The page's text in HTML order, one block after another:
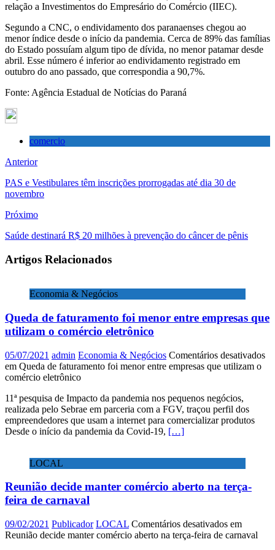
relação a Investimentos do Empresário do Comércio (IIEC).
Segundo a CNC, o endividamento dos paranaenses chegou ao
menor índice desde o início da pandemia. Cerca de 89% das famílias
do Estado possuíam algum tipo de dívida, no menor patamar desde
abril. Esse número é inferior ao endividamento registrado em
outubro do ano passado, que correspondia a 90,7%.
Fonte: Agência Estadual de Notícias do Paraná
comercio
Anterior
PAS e Vestibulares têm inscrições prorrogadas até dia 30 de
novembro
Próximo
Saúde destinará R$ 20 milhões à prevenção do câncer de pênis
Artigos Relacionados
Economia & Negócios
Queda de faturamento foi menor entre empresas que
utilizam o comércio eletrônico
05/07/2021 admin Economia & Negócios Comentários desativados
em Queda de faturamento foi menor entre empresas que utilizam o
comércio eletrônico
11ª pesquisa de Impacto da pandemia nos pequenos negócios,
realizada pelo Sebrae em parceria com a FGV, traçou perfil dos
empreendedores que usam a internet para comercializar produtos
Desde o início da pandemia da Covid-19, […]
LOCAL
Reunião decide manter comércio aberto na terça-
feira de carnaval
09/02/2021 Publicador LOCAL Comentários desativados em
Reunião decide manter comércio aberto na terça-feira de carnaval